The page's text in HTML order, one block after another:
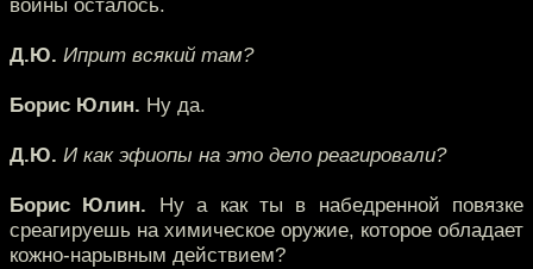
войны осталось.
Д.Ю. Иприт всякий там?
Борис Юлин. Ну да.
Д.Ю. И как эфиопы на это дело реагировали?
Борис Юлин. Ну а как ты в набедренной повязке
среагируешь на химическое оружие, которое обладает
кожно-нарывным действием?